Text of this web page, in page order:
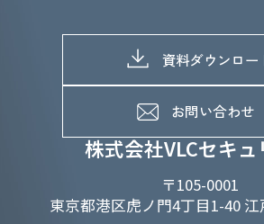
株式会社VLCセキュ
〒105-0001
東京都港区虎ノ門4丁目1-40
よくあるご質問
SDGs推進体制
D&Iの取り組み
募集職種一覧
メッセージ
メンバーインタビュー
資料ダウンロー
お問い合わせ